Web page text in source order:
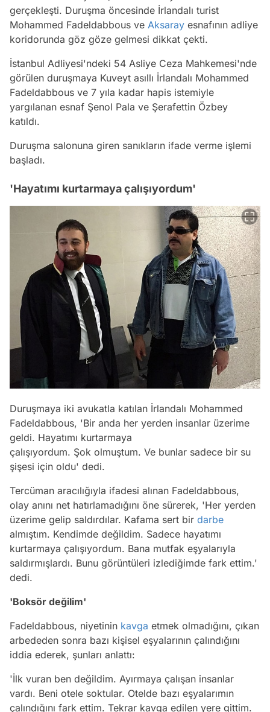
gerçekleşti. Duruşma öncesinde İrlandalı turist
Mohammed Fadeldabbous ve Aksaray esnafının adliye
koridorunda göz göze gelmesi dikkat çekti.
İstanbul Adliyesi'ndeki 54 Asliye Ceza Mahkemesi'nde
görülen duruşmaya Kuveyt asıllı İrlandalı Mohammed
Fadeldabbous ve 7 yıla kadar hapis istemiyle
yargılanan esnaf Şenol Pala ve Şerafettin Özbey
katıldı.
Duruşma salonuna giren sanıkların ifade verme işlemi
başladı.
'Hayatımı kurtarmaya çalışıyordum'
Duruşmaya iki avukatla katılan İrlandalı Mohammed
Fadeldabbous, 'Bir anda her yerden insanlar üzerime
geldi. Hayatımı kurtarmaya
çalışıyordum. Şok olmuştum. Ve bunlar sadece bir su
şişesi için oldu' dedi.
Tercüman aracılığıyla ifadesi alınan Fadeldabbous,
olay anını net hatırlamadığını öne sürerek, 'Her yerden
üzerime gelip saldırdılar. Kafama sert bir darbe
almıştım. Kendimde değildim. Sadece hayatımı
kurtarmaya çalışıyordum. Bana mutfak eşyalarıyla
saldırmışlardı. Bunu görüntüleri izlediğimde fark ettim.'
dedi.
'Boksör değilim'
Fadeldabbous, niyetinin kavga etmek olmadığını, çıkan
arbededen sonra bazı kişisel eşyalarının çalındığını
iddia ederek, şunları anlattı:
'İlk vuran ben değildim. Ayırmaya çalışan insanlar
vardı. Beni otele soktular. Otelde bazı eşyalarımın
çalındığını fark ettim. Tekrar kavga edilen yere gittim.